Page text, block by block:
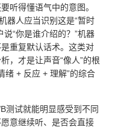
听得懂语气中的意图。
器人应当识别这是“暂时
“你是谁介绍的？”机器
重复默认话术。这类对
，才是让声音“像人”的根
绪 + 反应 + 理解”的综合
测试就能明显感受到不同
意继续听、是否会直接